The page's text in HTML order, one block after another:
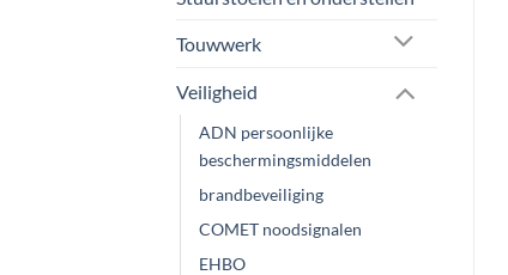
Touwwerk
Veiligheid
ADN persoonlijke
beschermingsmiddelen
brandbeveiliging
COMET noodsignalen
EHBO